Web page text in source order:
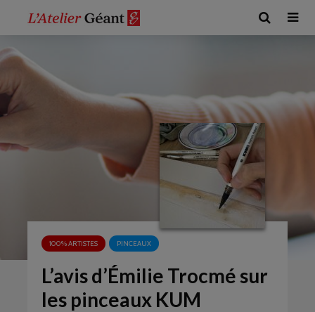
100% ARTISTES PINCEAUX
L’avis d’Émilie Trocmé sur
les pinceaux KUM